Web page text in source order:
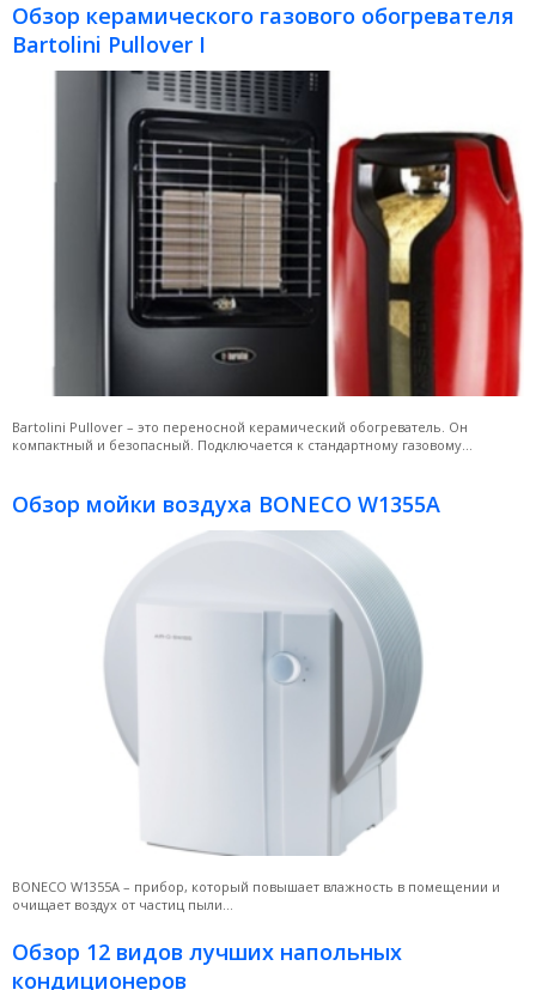
Обзор керамического газового обогревателя
Bartolini Pullover I
Bartolini Pullover – это переносной керамический обогреватель. Он
компактный и безопасный. Подключается к стандартному газовому...
Обзор мойки воздуха BONECO W1355A
BONECO W1355A – прибор, который повышает влажность в помещении и
очищает воздух от частиц пыли...
Обзор 12 видов лучших напольных
кондиционеров